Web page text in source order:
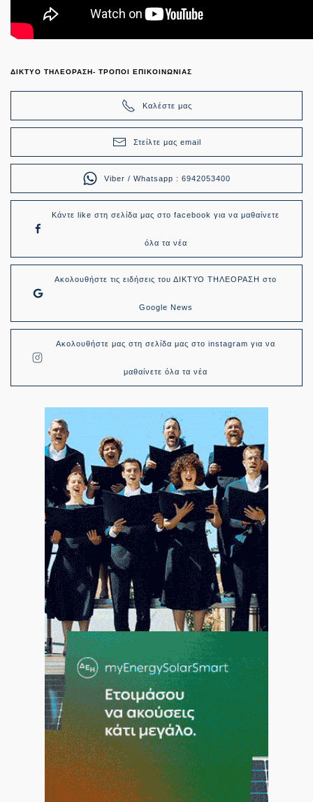
ΔΙΚΤΥΟ ΤΗΛΕΟΡΑΣΗ- ΤΡΟΠΟΙ ΕΠΙΚΟΙΝΩΝΙΑΣ
Καλέστε μας
Στείλτε μας email
Viber / Whatsapp : 6942053400
Κάντε like στη σελίδα μας στο facebook για να μαθαίνετε
όλα τα νέα
Ακολουθήστε τις ειδήσεις του ΔΙΚΤΥΟ ΤΗΛΕΟΡΑΣΗ στο
Google News
Ακολουθήστε μας στη σελίδα μας στο instagram για να
μαθαίνετε όλα τα νέα